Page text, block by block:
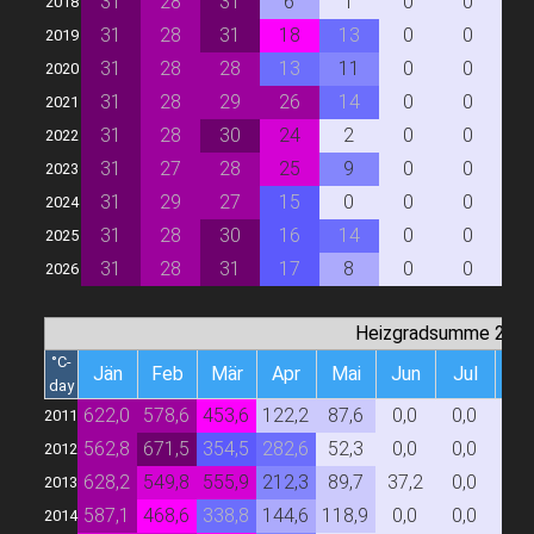
2019 31 28 31 18 13 0 0
2020 31 28 28 13 11 0 0
2021 31 28 29 26 14 0 0
2022 31 28 30 24 2 0 0
2023 31 27 28 25 9 0 0
2024 31 29 27 15 0 0 0
2025 31 28 30 16 14 0 0
2026 31 28 31 17 8 0 0
Heizgradsumme 20/
°C-
day
Jän Feb Mär Apr Mai Jun Jul
2011 622,0 578,6 453,6 122,2 87,6 0,0 0,0
2012 562,8 671,5 354,5 282,6 52,3 0,0 0,0
2013 628,2 549,8 555,9 212,3 89,7 37,2 0,0
2014 587,1 468,6 338,8 144,6 118,9 0,0 0,0